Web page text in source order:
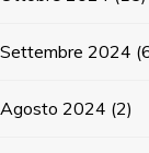
Settembre 2024
Agosto 2024 (2)